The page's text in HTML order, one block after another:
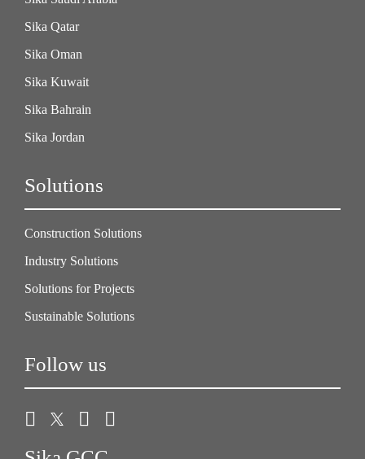
Sika Qatar
Sika Oman
Sika Kuwait
Sika Bahrain
Sika Jordan
Solutions
Construction Solutions
Industry Solutions
Solutions for Projects
Sustainable Solutions
Follow us